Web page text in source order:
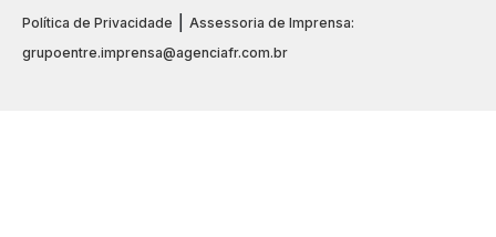
Política de Privacidade
Assessoria de Imprensa:
grupoentre.imprensa@agenciafr.com.br